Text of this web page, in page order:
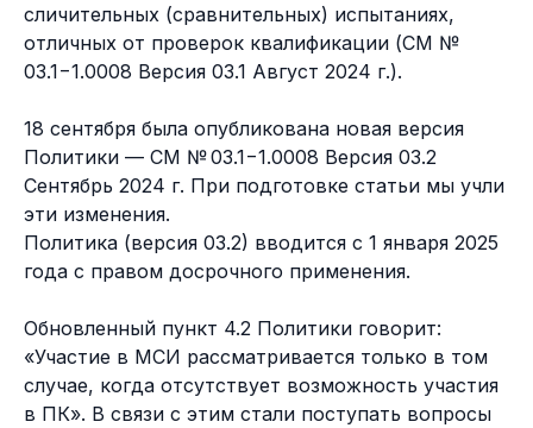
сличительных (сравнительных) испытаниях,
отличных от проверок квалификации (СМ №
03.1−1.0008 Версия 03.1 Август 2024 г.).
18 сентября была опубликована новая версия
Политики — СМ № 03.1−1.0008 Версия 03.2
Сентябрь 2024 г. При подготовке статьи мы учли
эти изменения.
Политика (версия 03.2) вводится с 1 января 2025
года с правом досрочного применения.
Обновленный пункт 4.2 Политики говорит:
«Участие в МСИ рассматривается только в том
случае, когда отсутствует возможность участия
в ПК». В связи с этим стали поступать вопросы